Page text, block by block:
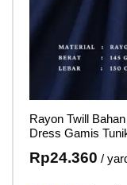
Rayon Twill
Dress Gamis
Rp24.360 /